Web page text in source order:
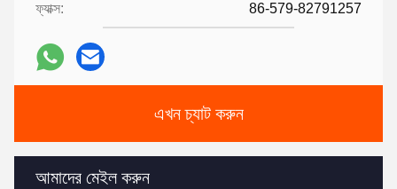
ফ্যাক্স: 86-579-82791257
এখন চ্যাট করুন
আমাদের মেইল ​​করুন